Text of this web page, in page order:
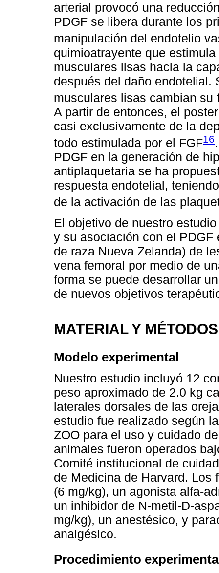
arterial provocó una
PDGF se libera durante los
manipulación del endotelio
quimioatrayente que
musculares lisas hacia la
después del daño endotelial.
musculares lisas cambian
A partir de entonces, el
casi exclusivamente de la
todo estimulada por el FGF16
PDGF en la generación de
antiplaquetaria se ha
respuesta endotelial,
de la activación de las
El objetivo de nuestro
y su asociación con el PDGF
de raza Nueva Zelanda) de
vena femoral por medio de
forma se puede desarrollar
de nuevos objetivos
MATERIAL Y MÉTODOS
Modelo experimental
Nuestro estudio incluyó 12
peso aproximado de 2.0 kg
laterales dorsales de las
estudio fue realizado según
ZOO para el uso y cuidado
animales fueron operados
Comité institucional de
de Medicina de Harvard. Los
(6 mg/kg), un agonista alfa-
un inhibidor de N-metil-D-
mg/kg), un anestésico, y
analgésico.
Procedimiento